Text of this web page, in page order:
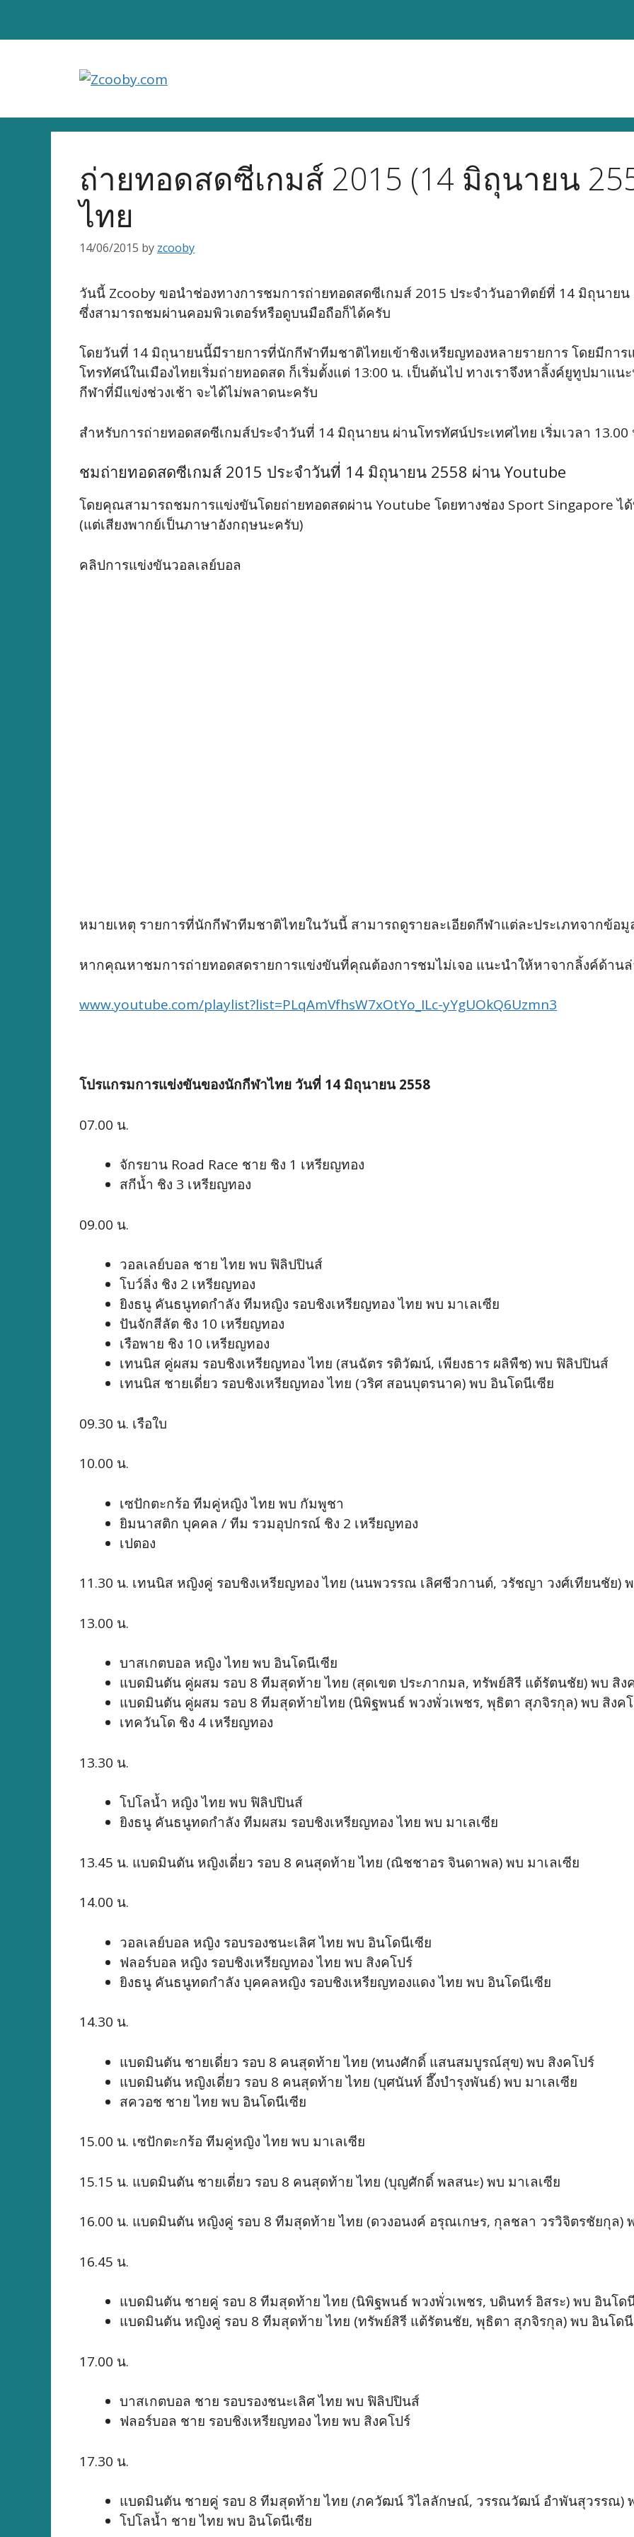
ถ่ายทอดสดซีเกมส์ 2015 (14 มิถุนายน
ไทย
14/06/2015 by zcooby
วันนี้ Zcooby ขอนำช่องทางการชมการถ่ายทอดสดซีเกมส์ 2015 ประจำวันอาทิตย์ที่ 14 มิถุนาย
ซึ่งสามารถชมผ่านคอมพิวเตอร์หรือดูบนมือถือก็ได้ครับ
โดยวันที่ 14 มิถุนายนนี้มีรายการที่นักกีฬาทีมชาติไทยเข้าชิงเหรียญทองหลายรายการ โดยมีกา
โทรทัศน์ในเมืองไทยเริ่มถ่ายทอดสด ก็เริ่มตั้งแต่ 13:00 น. เป็นต้นไป ทางเราจึงหาลิ้งค์ยูทูปมาแน
กีฬาที่มีแข่งช่วงเช้า จะได้ไม่พลาดนะครับ
สำหรับการถ่ายทอดสดซีเกมส์ประจำวันที่ 14 มิถุนายน ผ่านโทรทัศน์ประเทศไทย เริ่มเวลา
ชมถ่ายทอดสดซีเกมส์ 2015 ประจำวันที่ 14 มิถุนายน 2558 ผ่าน Youtube
โดยคุณสามารถชมการแข่งขันโดยถ่ายทอดสดผ่าน Youtube โดยทางช่อง Sport Singapore
(แต่เสียงพากย์เป็นภาษาอังกฤษนะครับ)
คลิปการแข่งขันวอลเลย์บอล
หมายเหตุ รายการที่นักกีฬาทีมชาติไทยในวันนี้ สามารถดูรายละเอียดกีฬาแต่ละประเภทจากข้อมู
หากคุณหาชมการถ่ายทอดสดรายการแข่งขันที่คุณต้องการชมไม่เจอ แนะนำให้หาจากลิ้งค์ด้าน
www.youtube.com/playlist?list=PLqAmVfhsW7xOtYo_ILc-yYgUOkQ6Uzmn3
โปรแกรมการแข่งขันของนักกีฬาไทย วันที่ 14 มิถุนายน 2558
07.00 น.
จักรยาน Road Race ชาย ชิง 1 เหรียญทอง
สกีน้ำ ชิง 3 เหรียญทอง
09.00 น.
วอลเลย์บอล ชาย ไทย พบ ฟิลิปปินส์
โบว์ลิ่ง ชิง 2 เหรียญทอง
ยิงธนู คันธนูทดกำลัง ทีมหญิง รอบชิงเหรียญทอง ไทย พบ มาเลเซีย
ปันจักสีลัต ชิง 10 เหรียญทอง
เรือพาย ชิง 10 เหรียญทอง
เทนนิส คู่ผสม รอบชิงเหรียญทอง ไทย (สนฉัตร รติวัฒน์, เพียงธาร ผลิพืช) พบ ฟิลิปปินส์
เทนนิส ชายเดี่ยว รอบชิงเหรียญทอง ไทย (วริศ สอนบุตรนาค) พบ อินโดนีเซีย
09.30 น. เรือใบ
10.00 น.
เซปักตะกร้อ ทีมคู่หญิง ไทย พบ กัมพูชา
ยิมนาสติก บุคคล / ทีม รวมอุปกรณ์ ชิง 2 เหรียญทอง
เปตอง
11.30 น. เทนนิส หญิงคู่ รอบชิงเหรียญทอง ไทย (นนพวรรณ เลิศชีวกานต์, วรัชญา วงศ์เทียนชัย)
13.00 น.
บาสเกตบอล หญิง ไทย พบ อินโดนีเซีย
แบดมินตัน คู่ผสม รอบ 8 ทีมสุดท้าย ไทย (สุดเขต ประภากมล, ทรัพย์สิรี แต้รัตนชัย) พบ สิง
แบดมินตัน คู่ผสม รอบ 8 ทีมสุดท้ายไทย (นิพิฐพนธ์ พวงพั่วเพชร, พุธิตา สุภจิรกุล) พบ สิงค
เทควันโด ชิง 4 เหรียญทอง
13.30 น.
โปโลนํ้า หญิง ไทย พบ ฟิลิปปินส์
ยิงธนู คันธนูทดกำลัง ทีมผสม รอบชิงเหรียญทอง ไทย พบ มาเลเซีย
13.45 น. แบดมินตัน หญิงเดี่ยว รอบ 8 คนสุดท้าย ไทย (ณิชชาอร จินดาพล) พบ มาเลเซีย
14.00 น.
วอลเลย์บอล หญิง รอบรองชนะเลิศ ไทย พบ อินโดนีเซีย
ฟลอร์บอล หญิง รอบชิงเหรียญทอง ไทย พบ สิงคโปร์
ยิงธนู คันธนูทดกำลัง บุคคลหญิง รอบชิงเหรียญทองแดง ไทย พบ อินโดนีเซีย
14.30 น.
แบดมินตัน ชายเดี่ยว รอบ 8 คนสุดท้าย ไทย (ทนงศักดิ์ แสนสมบูรณ์สุข) พบ สิงคโปร์
แบดมินตัน หญิงเดี่ยว รอบ 8 คนสุดท้าย ไทย (บุศนันท์ อึ๊งบำรุงพันธ์) พบ มาเลเซีย
สควอช ชาย ไทย พบ อินโดนีเซีย
15.00 น. เซปักตะกร้อ ทีมคู่หญิง ไทย พบ มาเลเซีย
15.15 น. แบดมินตัน ชายเดี่ยว รอบ 8 คนสุดท้าย ไทย (บุญศักดิ์ พลสนะ) พบ มาเลเซีย
16.00 น. แบดมินตัน หญิงคู่ รอบ 8 ทีมสุดท้าย ไทย (ดวงอนงค์ อรุณเกษร, กุลชลา วรวิจิตรชัยกุล)
16.45 น.
แบดมินตัน ชายคู่ รอบ 8 ทีมสุดท้าย ไทย (นิพิฐพนธ์ พวงพั่วเพชร, บดินทร์ อิสระ) พบ อินโด
แบดมินตัน หญิงคู่ รอบ 8 ทีมสุดท้าย ไทย (ทรัพย์สิรี แต้รัตนชัย, พุธิตา สุภจิรกุล) พบ อินโดนี
17.00 น.
บาสเกตบอล ชาย รอบรองชนะเลิศ ไทย พบ ฟิลิปปินส์
ฟลอร์บอล ชาย รอบชิงเหรียญทอง ไทย พบ สิงคโปร์
17.30 น.
แบดมินตัน ชายคู่ รอบ 8 ทีมสุดท้าย ไทย (ภควัฒน์ วิไลลักษณ์, วรรณวัฒน์ อำพันสุวรรณ)
โปโลนํ้า ชาย ไทย พบ อินโดนีเซีย